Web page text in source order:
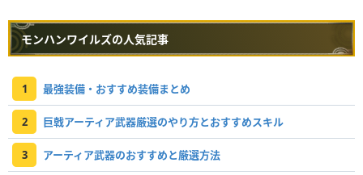
モンハンワイルズの人気記事
1 最強装備・おすすめ装備まとめ
2 巨戟アーティア武器厳選のやり方とおすすめスキル
3 アーティア武器のおすすめと厳選方法